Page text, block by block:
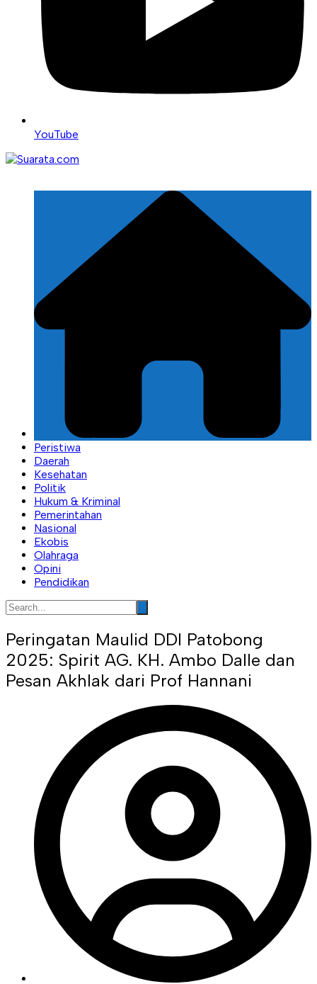
YouTube
Peristiwa
Daerah
Kesehatan
Politik
Hukum & Kriminal
Pemerintahan
Nasional
Ekobis
Olahraga
Opini
Pendidikan
Peringatan Maulid DDI Patobong
2025: Spirit AG. KH. Ambo Dalle dan
Pesan Akhlak dari Prof Hannani